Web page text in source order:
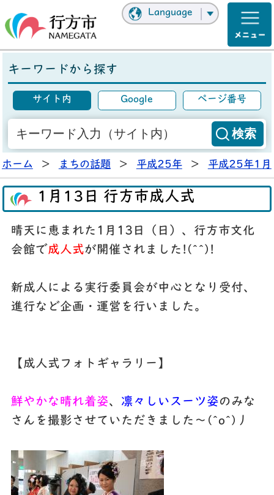
Language
キーワードから探す
サイト内 Google ページ番号
ホーム > まちの話題 > 平成25年 > 平成25年1月
1月13日 行方市成人式
晴天に恵まれた1月13日（日）、行方市文化
会館で成人式が開催されました!(^^)!
新成人による実行委員会が中心となり受付、
進行など企画・運営を行いました。
【成人式フォトギャラリー】
鮮やかな晴れ着姿、 凛々しいスーツ姿のみな
さんを撮影させていただきました～(^o^)丿